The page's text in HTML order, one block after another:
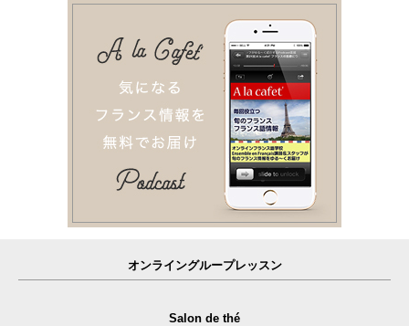
オンライングループレッスン
Salon de thé